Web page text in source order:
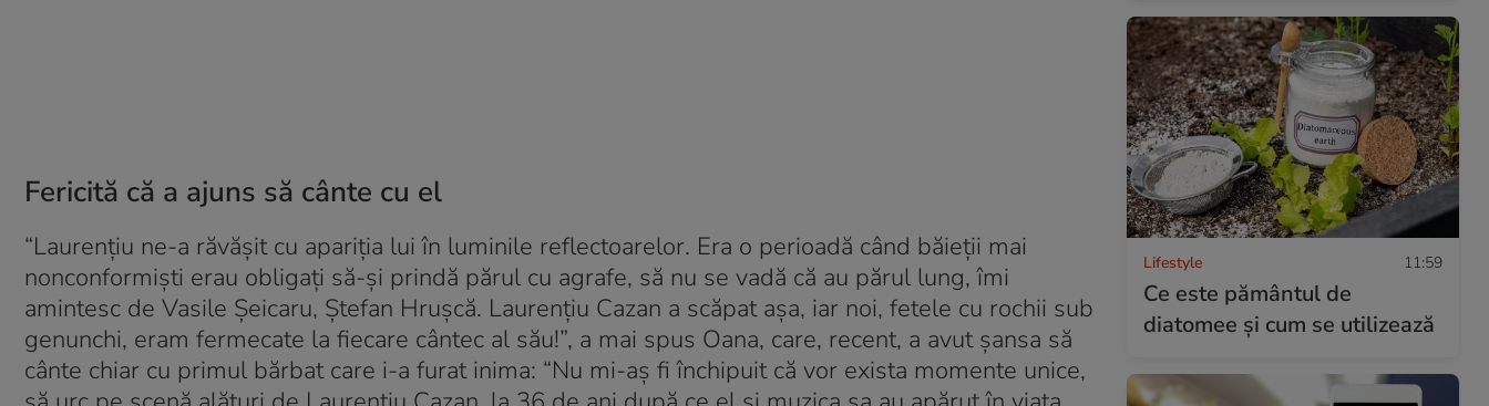
Fericită că a ajuns să cânte cu el
“Laurențiu ne-a răvășit cu apariția lui în luminile reflectoarelor. Era o perioadă când băieții mai
nonconformiști erau obligați să-și prindă părul cu agrafe, să nu se vadă că au părul lung, îmi
amintesc de Vasile Șeicaru, Ștefan Hrușcă. Laurențiu Cazan a scăpat așa, iar noi, fetele cu rochii sub
genunchi, eram fermecate la fiecare cântec al său!”, a mai spus Oana, care, recent, a avut șansa să
cânte chiar cu primul bărbat care i-a furat inima: “Nu mi-aș fi închipuit că vor exista momente unice,
Lifestyle 11:59
Ce este pământul de
diatomee și cum se utilizează